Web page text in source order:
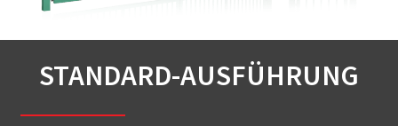
STANDARD-AUSFÜHRUNG